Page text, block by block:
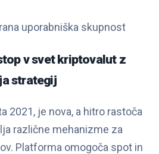
uporabniška skupnost
v svet kriptovalut z
strategij
2021, je nova, a hitro rastoča
različne mehanizme za
Platforma omogoča spot in